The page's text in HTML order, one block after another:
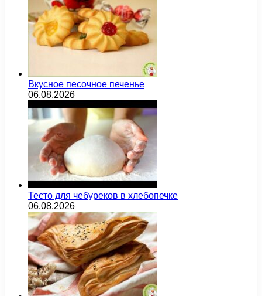
Вкусное песочное печенье
06.08.2026
Тесто для чебуреков в хлебопечке
06.08.2026